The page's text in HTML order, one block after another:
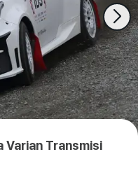
Varian Transmisi